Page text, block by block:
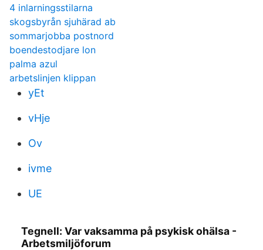
4 inlarningsstilarna
skogsbyrån sjuhärad ab
sommarjobba postnord
boendestodjare lon
palma azul
arbetslinjen klippan
yEt
vHje
Ov
ivme
UE
Tegnell: Var vaksamma på psykisk ohälsa -
Arbetsmiljöforum